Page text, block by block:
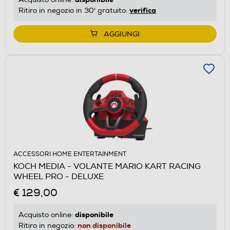
Ritiro in negozio in 30' gratuito: verifica
AGGIUNGI
ACCESSORI HOME ENTERTAINMENT
KOCH MEDIA - VOLANTE MARIO KART RACING
WHEEL PRO - DELUXE
€ 129,00
Acquisto online: disponibile
Ritiro in negozio: non disponibile